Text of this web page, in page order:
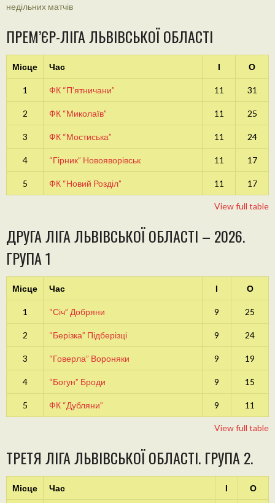
недільних матчів
ПРЕМ’ЄР-ЛІГА ЛЬВІВСЬКОЇ ОБЛАСТІ
Місце Час І О
1 ФК “П’ятничани” 11 31
2 ФК “Миколаїв” 11 25
3 ФК “Мостиська” 11 24
4 “Гірник” Новояворівськ 11 17
5 ФК “Новий Розділ” 11 17
View full table
ДРУГА ЛІГА ЛЬВІВСЬКОЇ ОБЛАСТІ – 2026.
ГРУПА 1
Місце Час І О
1 “Січ” Добряни 9 25
2 “Берізка” Підберізці 9 24
3 “Говерла” Вороняки 9 19
4 “Богун” Броди 9 15
5 ФК “Дубляни” 9 11
View full table
ТРЕТЯ ЛІГА ЛЬВІВСЬКОЇ ОБЛАСТІ. ГРУПА 2.
Місце Час І О